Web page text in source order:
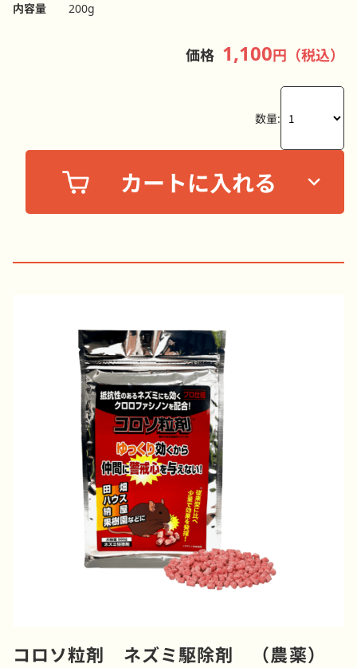
内容量
200g
価格 1,100円（税込）
数量:
コロソ粒剤 ネズミ駆除剤 （農薬）